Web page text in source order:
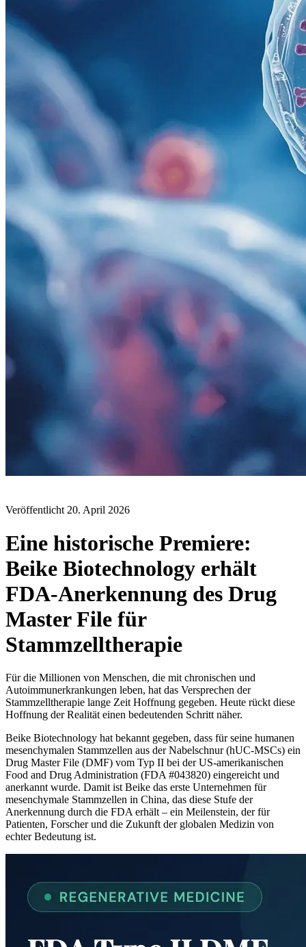
Veröffentlicht 20. April 2026
Eine historische Premiere:
Beike Biotechnology erhält
FDA-Anerkennung des Drug
Master File für
Stammzelltherapie
Für die Millionen von Menschen, die mit chronischen und
Autoimmunerkrankungen leben, hat das Versprechen der
Stammzelltherapie lange Zeit Hoffnung gegeben. Heute rückt diese
Hoffnung der Realität einen bedeutenden Schritt näher.
Beike Biotechnology hat bekannt gegeben, dass für seine humanen
mesenchymalen Stammzellen aus der Nabelschnur (hUC-MSCs) ein
Drug Master File (DMF) vom Typ II bei der US-amerikanischen
Food and Drug Administration (FDA #043820) eingereicht und
anerkannt wurde. Damit ist Beike das erste Unternehmen für
mesenchymale Stammzellen in China, das diese Stufe der
Anerkennung durch die FDA erhält – ein Meilenstein, der für
Patienten, Forscher und die Zukunft der globalen Medizin von
echter Bedeutung ist.